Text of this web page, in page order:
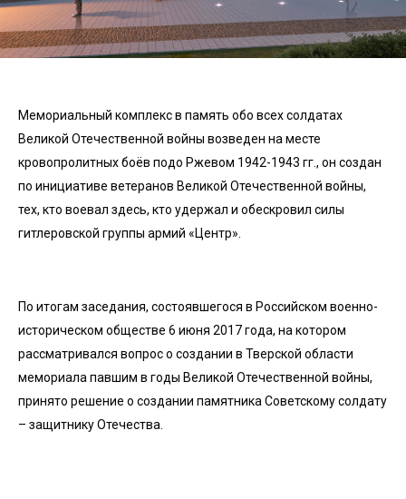
Мемориальный комплекс в память обо всех солдатах
Великой Отечественной войны возведен на месте
кровопролитных боёв подо Ржевом 1942-1943 гг., он создан
по инициативе ветеранов Великой Отечественной войны,
тех, кто воевал здесь, кто удержал и обескровил силы
гитлеровской группы армий «Центр».
По итогам заседания, состоявшегося в Российском военно-
историческом обществе 6 июня 2017 года, на котором
рассматривался вопрос о создании в Тверской области
мемориала павшим в годы Великой Отечественной войны,
принято решение о создании памятника Советскому солдату
– защитнику Отечества.